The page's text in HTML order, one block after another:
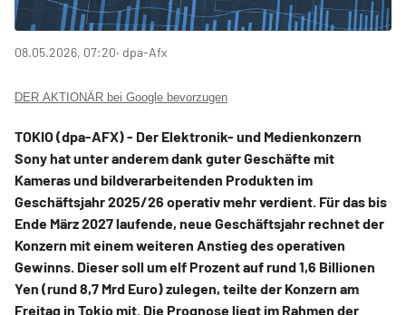
08.05.2026, 07:20‧ dpa-Afx
DER AKTIONÄR bei Google bevorzugen
TOKIO (dpa-AFX) - Der Elektronik- und Medienkonzern
Sonyhat unter anderem dank guter Geschäfte mit
Kameras und bildverarbeitenden Produkten im
Geschäftsjahr 2025/26 operativ mehr verdient. Für das bis
Ende März 2027 laufende, neue Geschäftsjahr rechnet der
Konzern mit einem weiteren Anstieg des operativen
Gewinns. Dieser soll um elf Prozent auf rund 1,6 Billionen
Yen (rund 8,7 Mrd Euro) zulegen, teilte der Konzern am
Freitag in Tokio mit. Die Prognose liegt im Rahmen der